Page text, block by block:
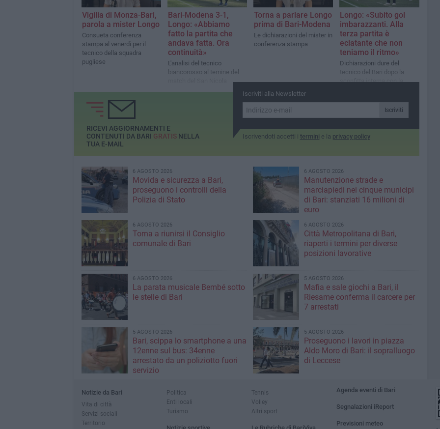
Vigilia di Monza-Bari,
parola a mister Longo
Consueta conferenza
stampa al venerdì per il
tecnico della squadra
pugliese
Bari-Modena 3-1,
Longo: «Abbiamo
fatto la partita che
andava fatta. Ora
continuità»
L'analisi del tecnico
biancorosso al temine del
Torna a parlare Longo
prima di Bari-Modena
Le dichiarazioni del mister in
conferenza stampa
Longo: «Subito gol
imbarazzanti. Alla
terza partita è
eclatante che non
teniamo il ritmo»
Dichiarazioni dure del
tecnico del Bari dopo la
sconfitta interna con la
Iscriviti alla Newsletter
Iscriviti
Iscrivendoti accetti i termini e la privacy policy
RICEVI AGGIORNAMENTI E
CONTENUTI DA BARI GRATISNELLA
TUA E-MAIL
6 AGOSTO 2026
Movida e sicurezza a Bari,
proseguono i controlli della
Polizia di Stato
6 AGOSTO 2026
Manutenzione strade e
marciapiedi nei cinque municipi
di Bari: stanziati 16 milioni di
euro
6 AGOSTO 2026
Torna a riunirsi il Consiglio
comunale di Bari
6 AGOSTO 2026
Città Metropolitana di Bari,
riaperti i termini per diverse
posizioni lavorative
6 AGOSTO 2026
La parata musicale Bembé sotto
le stelle di Bari
5 AGOSTO 2026
Mafia e sale giochi a Bari, il
Riesame conferma il carcere per
7 arrestati
5 AGOSTO 2026
Bari, scippa lo smartphone a una
12enne sul bus: 34enne
arrestato da un poliziotto fuori
servizio
5 AGOSTO 2026
Proseguono i lavori in piazza
Aldo Moro di Bari: il sopralluogo
di Leccese
Notizie da Bari
Vita di città
Servizi sociali
Territorio
Politica
Enti locali
Turismo
Tennis
Volley
Altri sport
Agenda eventi di Bari
Segnalazioni iReport
Previsioni meteo